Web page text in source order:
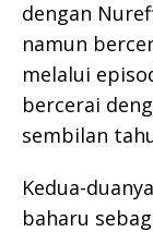
dengan
namun
melalui
bercerai
sembilan
Kedua-
baharu